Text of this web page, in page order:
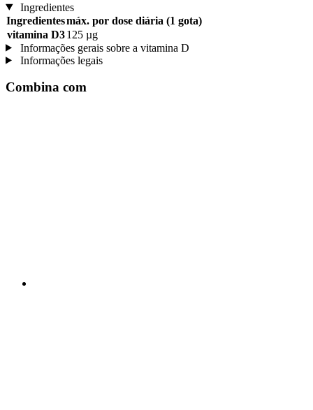
Ingredientes
Ingredientesmáx. por dose diária (1 gota)
vitamina D3 125 µg
Informações gerais sobre a vitamina D
Informações legais
Combina com